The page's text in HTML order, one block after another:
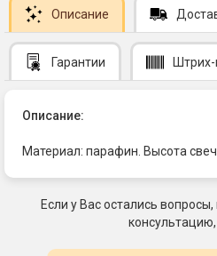
Описание
Гарантии
Описание:
Материал: парафин. Высота
Если у Вас остались
консультацию,